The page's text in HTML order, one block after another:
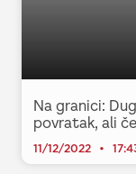
Na granici:
povratak, ali
11/12/2022